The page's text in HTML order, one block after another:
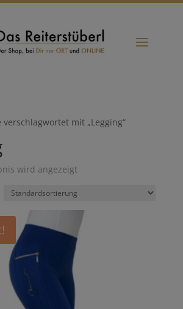
mit „Legging“
wird angezeigt